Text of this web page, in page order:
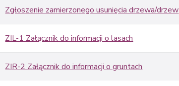
Zgłoszenie zamierzonego usunięcia drzewa/drzew
ZIL-1 Załącznik do informacji o lasach
ZIR-2 Załącznik do informacji o gruntach